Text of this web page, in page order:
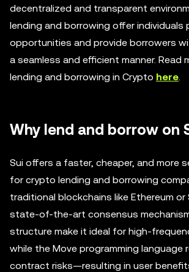
decentralized and transparent
lending and borrowing offer individuals
opportunities and provide borrowers
a seamless and efficient manner. Read
lending and borrowing in Crypto here.
Why lend and borrow on
Sui offers a faster, cheaper, and more
for crypto lending and borrowing
traditional blockchains like Ethereum or
state-of-the-art consensus
structure make it ideal for high-
while the Move programming language
contract risks—resulting in user